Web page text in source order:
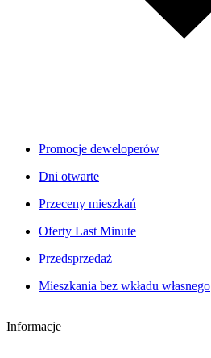
Promocje deweloperów
Dni otwarte
Przeceny mieszkań
Oferty Last Minute
Przedsprzedaż
Mieszkania bez wkładu własnego
Informacje